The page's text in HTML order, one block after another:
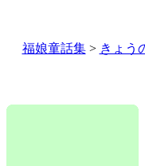
福娘童話集> きょう